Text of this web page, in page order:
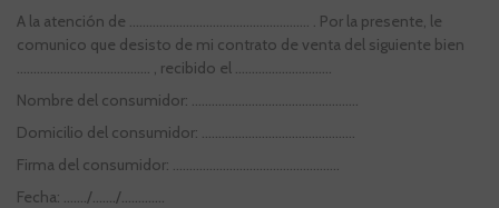
A la atención de ……………………………………………… . Por la presente, le
comunico que desisto de mi contrato de venta del siguiente bien
…………………………………. , recibido el ………………………..
Nombre del consumidor: …………………………………………..
Domicilio del consumidor: ……………………………………….
Firma del consumidor: …………………………………………..
Fecha: ……./……./………….